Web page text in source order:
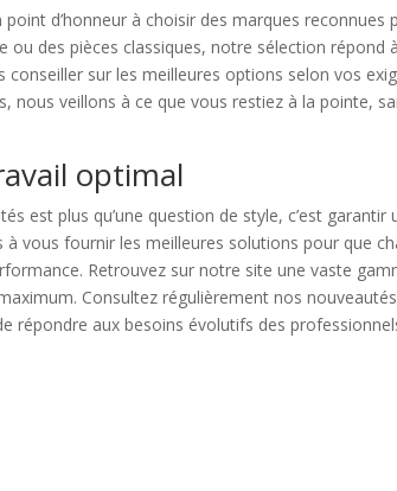
d’honneur à choisir des marques reconnues
ou des pièces classiques, notre sélection répond
sur les meilleures options selon vos
nous veillons à ce que vous restiez à la pointe,
optimal
est plus qu’une question de style, c’est
vous fournir les meilleures solutions pour que
Retrouvez sur notre site une vaste
Consultez régulièrement nos
répondre aux besoins évolutifs des